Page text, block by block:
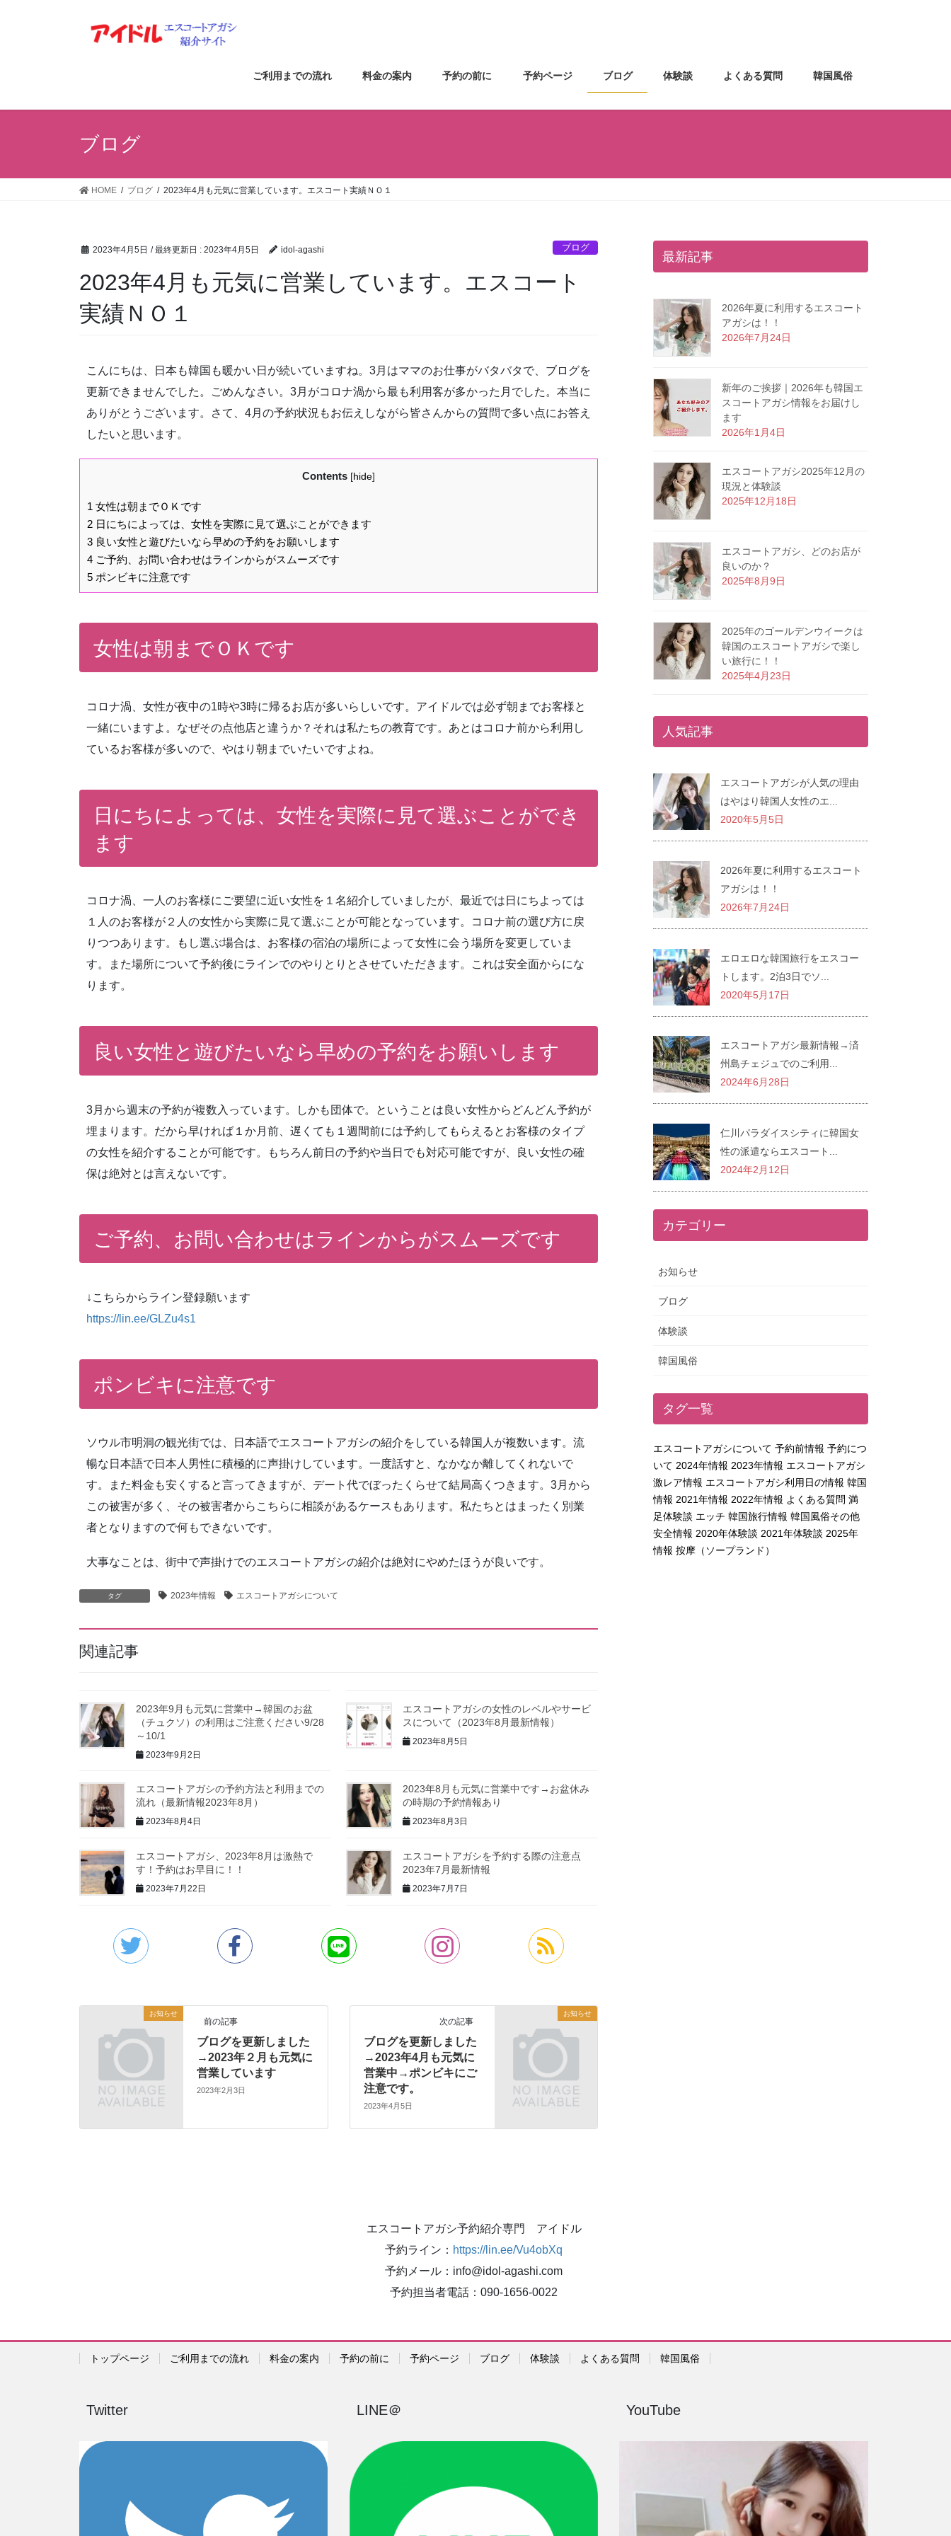
移
ン
ご利用までの流れ 料金の案内 予約の前に 予約ページ ブログ 体験談 よくある質問 韓国風俗
ブログ
HOME ブログ 2023年4月も元気に営業しています。エスコート実績ＮＯ１
2023年4月5日 / 最終更新日 : 2023年4月5日 idol-agashi ブログ
2023年4月も元気に営業しています。エスコート
実績ＮＯ１
こんにちは、日本も韓国も暖かい日が続いていますね。3月はママのお仕事がバタバタで、ブログを
更新できませんでした。ごめんなさい。3月がコロナ渦から最も利用客が多かった月でした。本当に
ありがとうございます。さて、4月の予約状況もお伝えしながら皆さんからの質問で多い点にお答え
したいと思います。
Contents [hide]
1 女性は朝までＯＫです
2 日にちによっては、女性を実際に見て選ぶことができます
3 良い女性と遊びたいなら早めの予約をお願いします
4 ご予約、お問い合わせはラインからがスムーズです
5 ポンビキに注意です
女性は朝までＯＫです
コロナ渦、女性が夜中の1時や3時に帰るお店が多いらしいです。アイドルでは必ず朝までお客様と
一緒にいますよ。なぜその点他店と違うか？それは私たちの教育です。あとはコロナ前から利用し
ているお客様が多いので、やはり朝までいたいですよね。
日にちによっては、女性を実際に見て選ぶことができ
ます
コロナ渦、一人のお客様にご要望に近い女性を１名紹介していましたが、最近では日にちよっては
１人のお客様が２人の女性から実際に見て選ぶことが可能となっています。コロナ前の選び方に戻
りつつあります。もし選ぶ場合は、お客様の宿泊の場所によって女性に会う場所を変更していま
す。また場所について予約後にラインでのやりとりとさせていただきます。これは安全面からにな
ります。
良い女性と遊びたいなら早めの予約をお願いします
3月から週末の予約が複数入っています。しかも団体で。ということは良い女性からどんどん予約が
埋まります。だから早ければ１か月前、遅くても１週間前には予約してもらえるとお客様のタイプ
の女性を紹介することが可能です。もちろん前日の予約や当日でも対応可能ですが、良い女性の確
保は絶対とは言えないです。
ご予約、お問い合わせはラインからがスムーズです
↓こちらからライン登録願います
https://lin.ee/GLZu4s1
ポンビキに注意です
ソウル市明洞の観光街では、日本語でエスコートアガシの紹介をしている韓国人が複数います。流
暢な日本語で日本人男性に積極的に声掛けしています。一度話すと、なかなか離してくれないで
す。また料金も安くすると言ってきますが、デート代でぼったくらせて結局高くつきます。3月から
この被害が多く、その被害者からこちらに相談があるケースもあります。私たちとはまったく別業
者となりますので何もできないです。
大事なことは、街中で声掛けでのエスコートアガシの紹介は絶対にやめたほうが良いです。
タグ 2023年情報 エスコートアガシについて
関連記事
2023年9月も元気に営業中→韓国のお盆
（チュクソ）の利用はご注意ください9/28
～10/1
2023年9月2日
エスコートアガシの女性のレベルやサービ
スについて（2023年8月最新情報）
2023年8月5日
エスコートアガシの予約方法と利用までの
流れ（最新情報2023年8月）
2023年8月4日
2023年8月も元気に営業中です→お盆休み
の時期の予約情報あり
2023年8月3日
エスコートアガシ、2023年8月は激熱で
す！予約はお早目に！！
2023年7月22日
エスコートアガシを予約する際の注意点
2023年7月最新情報
2023年7月7日
お知らせ
前の記事
ブログを更新しました
→2023年２月も元気に
営業しています
2023年2月3日
お知らせ
次の記事
ブログを更新しました
→2023年4月も元気に
営業中→ポンビキにご
注意です。
2023年4月5日
最新記事
2026年夏に利用するエスコート
アガシは！！
2026年7月24日
新年のご挨拶｜2026年も韓国エ
スコートアガシ情報をお届けし
ます
2026年1月4日
エスコートアガシ2025年12月の
現況と体験談
2025年12月18日
エスコートアガシ、どのお店が
良いのか？
2025年8月9日
2025年のゴールデンウイークは
韓国のエスコートアガシで楽し
い旅行に！！
2025年4月23日
人気記事
エスコートアガシが人気の理由
はやはり韓国人女性のエ...
2020年5月5日
2026年夏に利用するエスコート
アガシは！！
2026年7月24日
エロエロな韓国旅行をエスコー
トします。2泊3日でソ...
2020年5月17日
エスコートアガシ最新情報→済
州島チェジュでのご利用...
2024年6月28日
仁川パラダイスシティに韓国女
性の派遣ならエスコート...
2024年2月12日
カテゴリー
お知らせ
ブログ
体験談
韓国風俗
タグ一覧
エスコートアガシについて 予約前情報 予約につ
いて 2024年情報 2023年情報 エスコートアガシ
激レア情報 エスコートアガシ利用日の情報 韓国
情報 2021年情報 2022年情報 よくある質問 満
足体験談 エッチ 韓国旅行情報 韓国風俗その他
安全情報 2020年体験談 2021年体験談 2025年
情報 按摩（ソープランド）
エスコートアガシ予約紹介専門 アイドル
予約ライン： https://lin.ee/Vu4obXq
予約メール：info@idol-agashi.com
予約担当者電話：090-1656-0022
トップページ ご利用までの流れ 料金の案内 予約の前に 予約ページ ブログ 体験談 よくある質問 韓国風俗
Twitter LINE＠ YouTube